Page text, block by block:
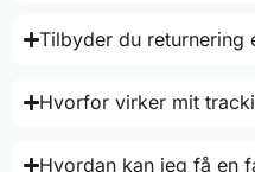
Tilbyder du returnering
Hvorfor virker mit
Hvordan kan jeg få en